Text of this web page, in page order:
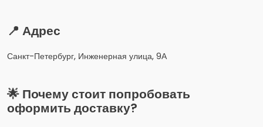
📍 Адрес
Санкт-Петербург, Инженерная улица, 9А
🌟 Почему стоит попробовать
оформить доставку?